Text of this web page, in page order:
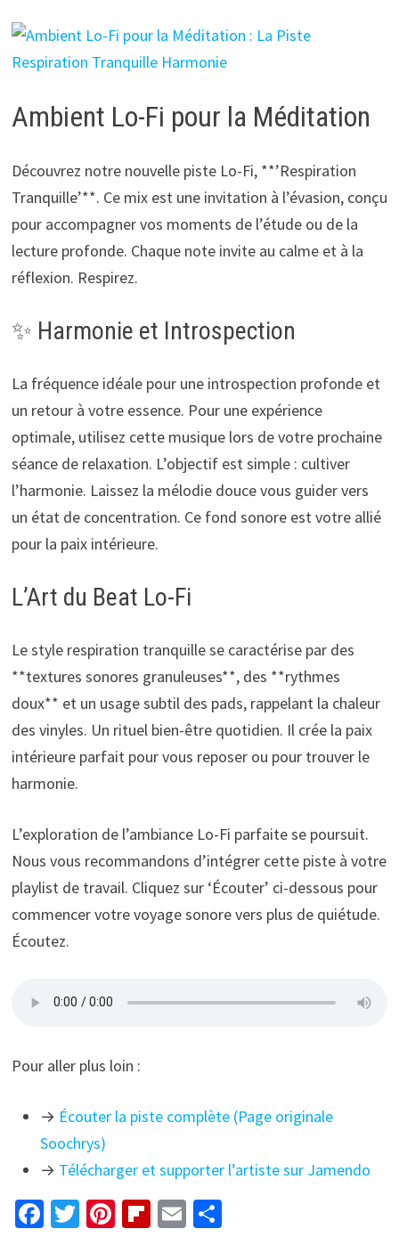
Ambient Lo-Fi pour la Méditation
Découvrez notre nouvelle piste Lo-Fi, **’Respiration
Tranquille’**. Ce mix est une invitation à l’évasion, conçu
pour accompagner vos moments de l’étude ou de la
lecture profonde. Chaque note invite au calme et à la
réflexion. Respirez.
✨ Harmonie et Introspection
La fréquence idéale pour une introspection profonde et
un retour à votre essence. Pour une expérience
optimale, utilisez cette musique lors de votre prochaine
séance de relaxation. L’objectif est simple : cultiver
l’harmonie. Laissez la mélodie douce vous guider vers
un état de concentration. Ce fond sonore est votre allié
pour la paix intérieure.
L’Art du Beat Lo-Fi
Le style respiration tranquille se caractérise par des
**textures sonores granuleuses**, des **rythmes
doux** et un usage subtil des pads, rappelant la chaleur
des vinyles. Un rituel bien-être quotidien. Il crée la paix
intérieure parfait pour vous reposer ou pour trouver le
harmonie.
L’exploration de l’ambiance Lo-Fi parfaite se poursuit.
Nous vous recommandons d’intégrer cette piste à votre
playlist de travail. Cliquez sur ‘Écouter’ ci-dessous pour
commencer votre voyage sonore vers plus de quiétude.
Écoutez.
Pour aller plus loin :
→ Écouter la piste complète (Page originale
Soochrys)
→ Télécharger et supporter l’artiste sur Jamendo
Fa T Pi Fl E P